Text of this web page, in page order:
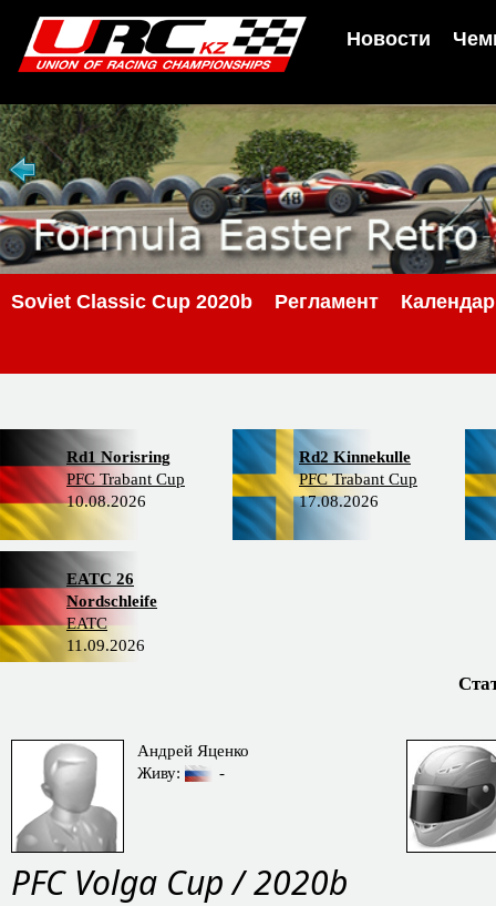
Новости
Soviet Classic Cup 2020b Регламент
Rd1 Norisring
PFC Trabant Cup
10.08.2026
Rd2 Kinnekulle
PFC Trabant Cup
17.08.2026
EATC 26
Nordschleife
EATC
11.09.2026
Андрей Яценко
Живу:
-
PFС Volga Cup / 2020b